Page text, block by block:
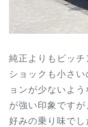
純正よりもピッ
ショックも小さ
ョンが少ないよ
が強い印象です
好みの乗り味でし